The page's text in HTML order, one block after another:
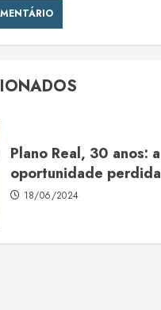
Plano Real, 30 anos: a
oportunidade perdida
18/06/2024